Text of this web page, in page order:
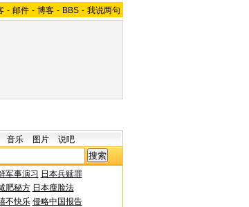
- 邮件 - 博客 - BBS - 我说两句
音乐 图片 说吧
军事演习 日本兵赎罪
肥秘方 日本瘦脸法
不快乐 侵略中国报告